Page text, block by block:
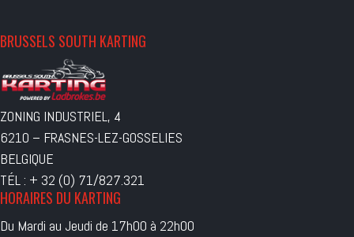
BRUSSELS SOUTH KARTING
ZONING INDUSTRIEL, 4
6210 – FRASNES-LEZ-GOSSELIES
BELGIQUE
TÉL : + 32 (0) 71/827.321
HORAIRES DU KARTING
Du Mardi au Jeudi de 17h00 à 22h00